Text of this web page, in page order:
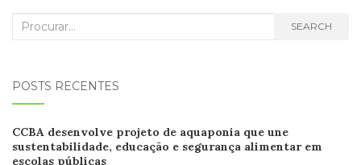
Search
SEARCH
POSTS RECENTES
CCBA desenvolve projeto de aquaponia que une
sustentabilidade, educação e segurança alimentar em
escolas públicas